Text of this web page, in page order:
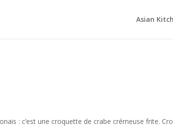
Asian
: c’est une croquette de crabe crémeuse frite.